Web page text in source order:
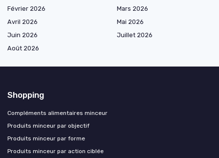
Février 2026
Mars 2026
Avril 2026
Mai 2026
Juin 2026
Juillet 2026
Août 2026
Shopping
Compléments alimentaires minceur
Produits minceur par objectif
Produits minceur par forme
Produits minceur par action ciblée